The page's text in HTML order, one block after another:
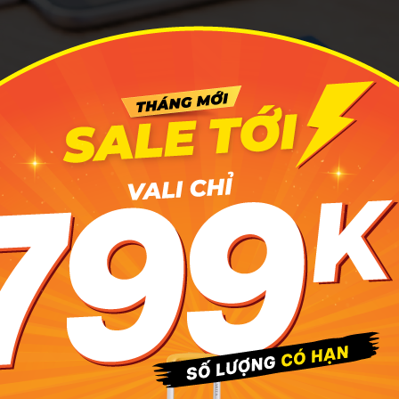
đều có quy định riêng về giới hạn công suất pin, nhưng sẽ
khung tiêu chuẩn quốc tế. Ảnh: Vietjetair
hãng đều có quy định riêng về giới hạn công suất pin,
tiêu chuẩn quốc tế. Nếu bạn đang không chắc sạc
máy bay hay không, hãy tra công suất theo công thức